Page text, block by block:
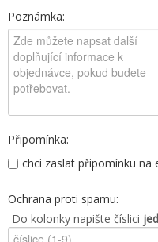
Poznámka:
Připomínka:
chci zaslat připomínku na
Ochrana proti spamu:
Do kolonky napište číslici